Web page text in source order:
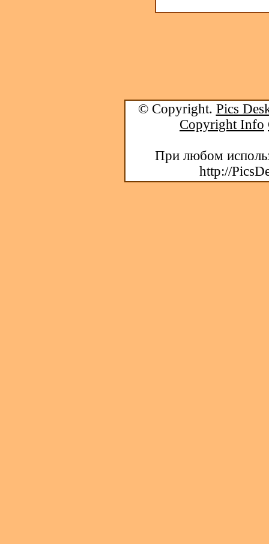
© Copyright. Pics
Copyright Info
При любом
http://